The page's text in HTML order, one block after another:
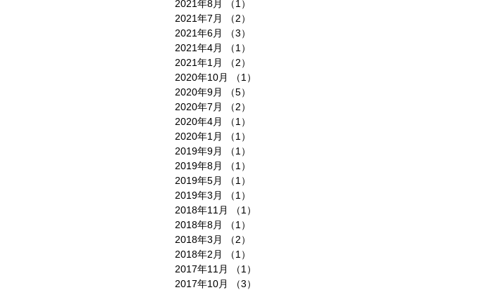
2021年8月
（1）
2021年7月
（2）
2021年6月
（3）
2021年4月
（1）
2021年1月
（2）
2020年10月
（1）
2020年9月
（5）
2020年7月
（2）
2020年4月
（1）
2020年1月
（1）
2019年9月
（1）
2019年8月
（1）
2019年5月
（1）
2019年3月
（1）
2018年11月
（1）
2018年8月
（1）
2018年3月
（2）
2018年2月
（1）
2017年11月
（1）
2017年10月
（3）